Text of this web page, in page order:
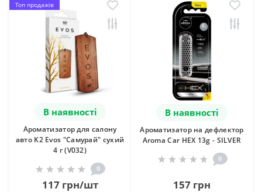
Топ продажів
В наявності
Ароматизатор для салону
авто K2 Evos "Самурай" сухий
4 г (V032)
0
117 грн/шт
В наявності
Ароматизатор на дефлектор
Aroma Car HEX 13g - SILVER
0
157 грн